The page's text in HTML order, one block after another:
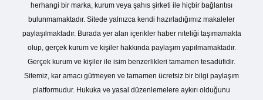
herhangi bir marka, kurum veya şahıs şirketi ile hiçbir bağlantısı
bulunmamaktadır. Sitede yalnızca kendi hazırladığımız makaleler
paylaşılmaktadır. Burada yer alan içerikler haber niteliği taşımamakta
olup, gerçek kurum ve kişiler hakkında paylaşım yapılmamaktadır.
Gerçek kurum ve kişiler ile isim benzerlikleri tamamen tesadüfidir.
Sitemiz, kar amacı gütmeyen ve tamamen ücretsiz bir bilgi paylaşım
platformudur. Hukuka ve yasal düzenlemelere aykırı olduğunu